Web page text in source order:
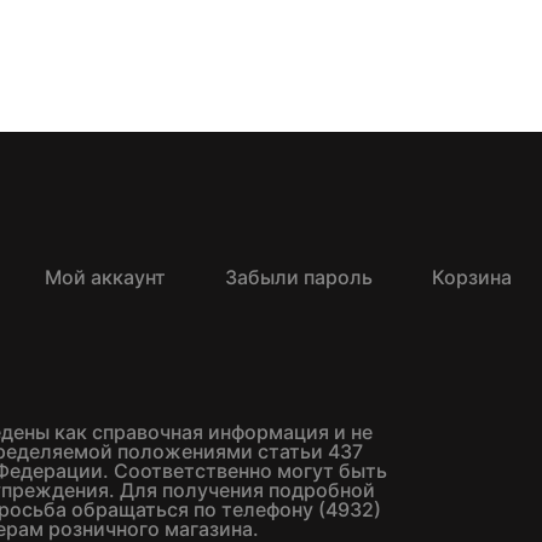
Мой аккаунт Забыли пароль Корзина
как справочная информация и не
положениями статьи 437
Соответственно могут быть
Для получения подробной
обращаться по телефону (4932)
розничного магазина.